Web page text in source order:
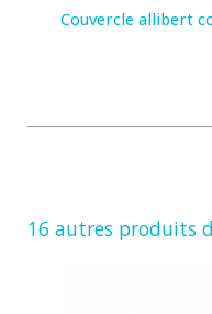
Couvercle allibert
16 autres produits